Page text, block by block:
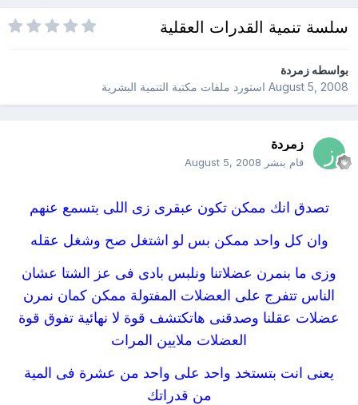
سلسة تنمية القدرات العقلية
بواسطهزمردة
August 5, 2008استورد ملفات مكتبة التنمية البشرية
زمردة
قام بنشر August 5, 2008
تصدق انك ممكن تكون عبقرى زى اللى بتسمع عنهم
وان كل واحد ممكن بس لو اشتغل صح وشغل عقله
وزى ما بنمرن عضلاتنا ونلبس بادى فى عز الشتا عشان
الناس تتفرج على العضلات المفتولة ممكن كمان نمرن
عضلات عقلنا وصدقنى هاتكتشف قوة لا نهائية تفوق قوة
العضلات ملايين المرات
يعنى انت بتستخد واحد على واحد من عشرة فى المية
من قدراتك